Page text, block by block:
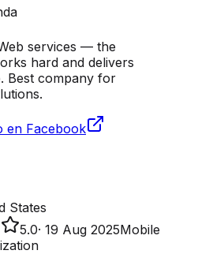
services — the
hard and delivers
Best company for
en Facebook
States
5.0· 19 Aug 2025Mobile